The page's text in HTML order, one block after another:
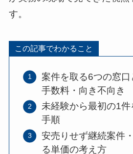
す。
この記事でわかること
案件を取る6つの窓
手数料・向き不向き
未経験から最初の1
手順
安売りせず継続案件
る単価の考え方